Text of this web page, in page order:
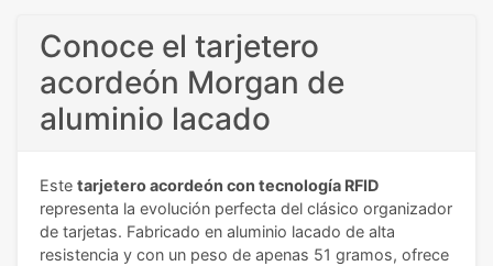
Conoce el tarjetero
acordeón Morgan de
aluminio lacado
Este tarjetero acordeón con tecnología RFID
representa la evolución perfecta del clásico organizador
de tarjetas. Fabricado en aluminio lacado de alta
resistencia y con un peso de apenas 51 gramos, ofrece